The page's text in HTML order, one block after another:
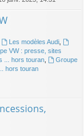
Les modèles Audi,
VW : presse, sites
... hors touran
Groupe
hors touran